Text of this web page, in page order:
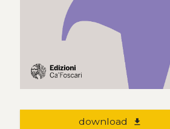
download file_download